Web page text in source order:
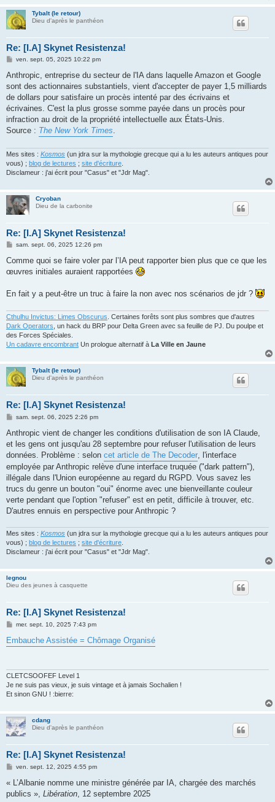
Tybalt (le retour)
Dieu d'après le panthéon
Re: [I.A] Skynet Resistenza!
M
s
a
g
ven. sept. 05, 2025 10:22 pm
Anthropic, entreprise du secteur de l'IA dans laquelle Amazon et Google
sont des actionnaires substantiels, vient d'accepter de payer 1,5 milliards
de dollars pour satisfaire un procès intenté par des écrivains et
écrivaines. C'est la plus grosse somme payée dans un procès pour
infraction au droit de la propriété intellectuelle aux États-Unis.
Source : The New York Times.
Mes sites : Kosmos (un jdra sur la mythologie grecque qui a lu les auteurs antiques pour
vous) ; blog de lectures ; site d'écriture
Disclameur : j'ai écrit pour "Casus" et "Jdr Mag".
Cryoban
Dieu de la carbonite
Re: [I.A] Skynet Resistenza!
M
s
a
sam. sept. 06, 2025 12:26 pm
Comme quoi se faire voler par l’IA peut rapporter bien plus que ce que les
œuvres initiales auraient rapportées
En fait y a peut-être un truc à faire la non avec nos scénarios de jdr ?
Cthulhu Invictus: Limes Obscurus . Certaines forêts sont plus sombres que d'autres
Dark Operators , un hack du BRP pour Delta Green avec sa feuille de PJ. Du poulpe et
des Forces Spéciales.
Un cadavre encombrant Un prologue alternatif à La Ville en Jaune
Tybalt (le retour)
Dieu d'après le panthéon
Re: [I.A] Skynet Resistenza!
M
s
a
g
sam. sept. 06, 2025 2:26 pm
Anthropic vient de changer les conditions d'utilisation de son IA Claude,
et les gens ont jusqu'au 28 septembre pour refuser l'utilisation de leurs
données. Problème : selon cet article de The Decoder , l'interface
employée par Anthropic relève d'une interface truquée ("dark pattern"),
illégale dans l'Union européenne au regard du RGPD. Vous savez les
trucs du genre un bouton "oui" énorme avec une bienveillante couleur
verte pendant que l'option "refuser" est en petit, difficile à trouver, etc.
D'autres ennuis en perspective pour Anthropic ?
Mes sites : Kosmos (un jdra sur la mythologie grecque qui a lu les auteurs antiques pour
vous) ; blog de lectures ; site d'écriture
Disclameur : j'ai écrit pour "Casus" et "Jdr Mag".
legnou
Dieu des jeunes à casquette
Re: [I.A] Skynet Resistenza!
M
s
s
mer. sept. 10, 2025 7:43 pm
Embauche Assistée = Chômage Organisé
CLETCSOOFEF Level 1
Je ne suis pas vieux, je suis vintage et à jamais Sochalien !
Et sinon GNU ! :bierre:
cdang
Dieu d'après le panthéon
Re: [I.A] Skynet Resistenza!
M
s
a
ven. sept. 12, 2025 4:55 pm
« L’Albanie nomme une ministre générée par IA, chargée des marchés
publics », Libération , 12 septembre 2025